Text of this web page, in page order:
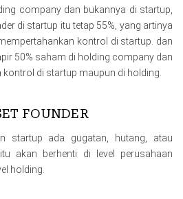
company dan bukannya di startup,
di startup itu tetap 55%, yang artinya
kontrol di startup. dan
50% saham di holding company dan
di startup maupun di holding.
FOUNDER
startup ada gugatan, hutang, atau
akan berhenti di level perusahaan
holding.